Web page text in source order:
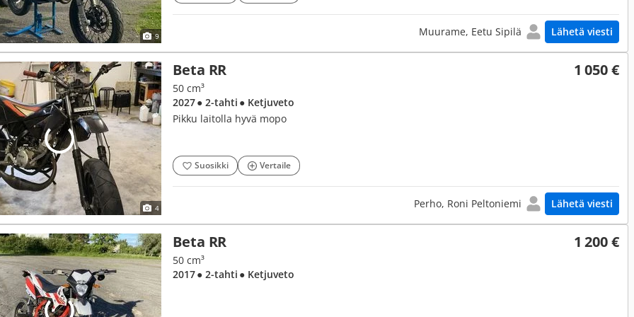
9 Muurame, Eetu Sipilä Lähetä viesti
4
Beta RR 1 050 €
50 cm³
2027● 2-tahti ● Ketjuveto
Pikku laitolla hyvä mopo
Suosikki Vertaile
Perho, Roni Peltoniemi Lähetä viesti
Beta RR 1 200 €
50 cm³
2017● 2-tahti ● Ketjuveto